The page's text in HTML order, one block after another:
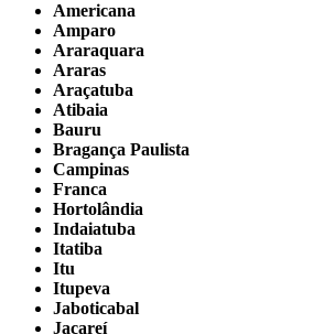
Americana
Amparo
Araraquara
Araras
Araçatuba
Atibaia
Bauru
Bragança Paulista
Campinas
Franca
Hortolândia
Indaiatuba
Itatiba
Itu
Itupeva
Jaboticabal
Jacareí